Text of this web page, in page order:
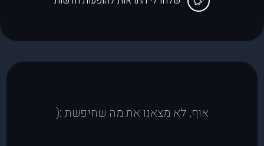
אוף, לא מצאנו את מה שחיפשת :(